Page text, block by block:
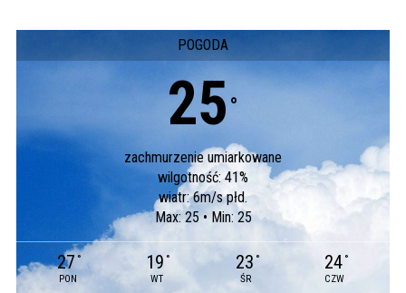
POGODA
25 °
zachmurzenie umiarkowane
wilgotność: 41%
wiatr: 6m/s płd.
Max: 25 • Min: 25
27 °
PON
19 °
WT
23 °
ŚR
24 °
CZW